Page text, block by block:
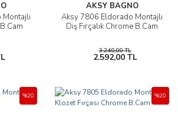
AKSY BAGNO
Aksy 7806 Eldorado Montajlı
Diş Fırçalık Chrome B.Cam
3.240,00 TL
2.592,00 TL
%20 %20